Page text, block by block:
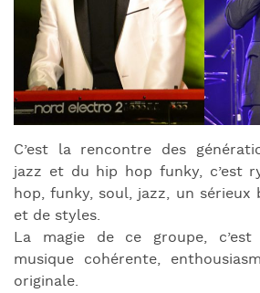
C’est la rencontre des
jazz et du hip hop funky, c’est
hop, funky, soul, jazz, un
et de styles.
La magie de ce groupe,
musique cohérente,
originale.